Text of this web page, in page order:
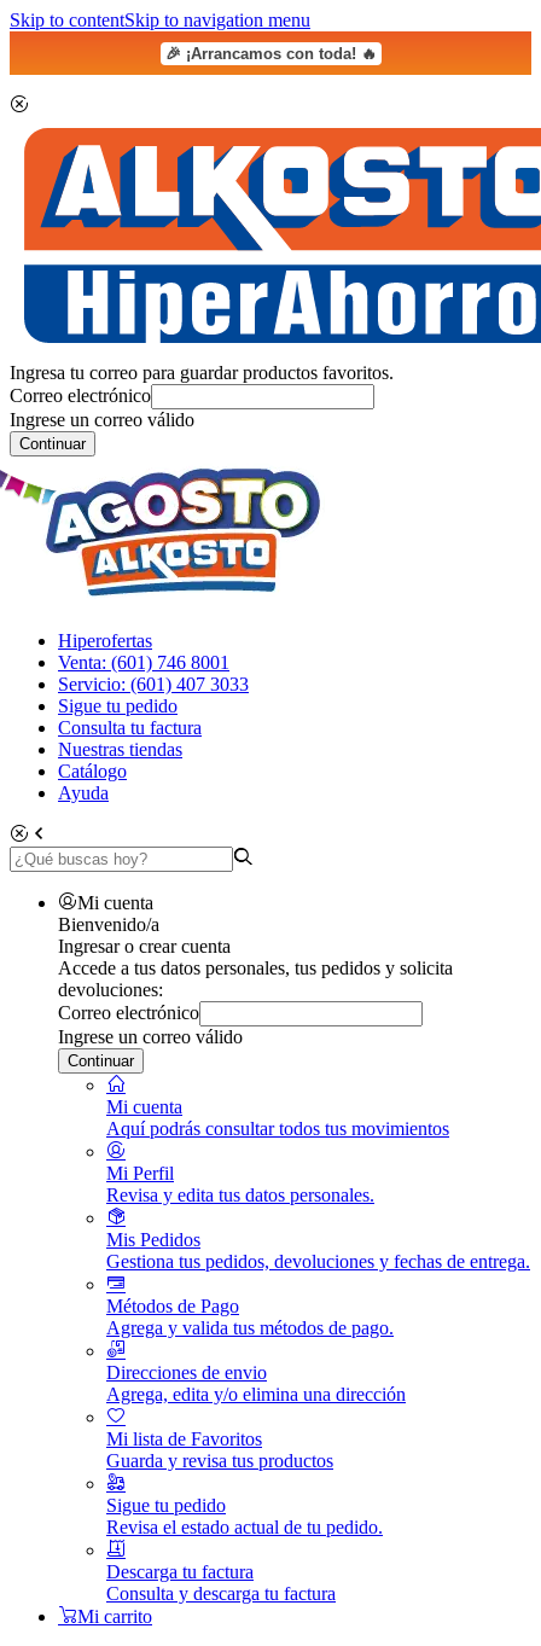
Skip to contentSkip to navigation menu
🎉 ¡Arrancamos con toda! 🔥
Ingresa tu correo para guardar productos favoritos.
Correo electrónico
Ingrese un correo válido
Continuar
Hiperofertas
Venta: (601) 746 8001
Servicio: (601) 407 3033
Sigue tu pedido
Consulta tu factura
Nuestras tiendas
Catálogo
Ayuda
Mi cuenta
Bienvenido/a
Ingresar o crear cuenta
Accede a tus datos personales, tus pedidos y solicita
devoluciones:
Correo electrónico
Ingrese un correo válido
Continuar
Mi cuenta
Aquí podrás consultar todos tus movimientos
Mi Perfil
Revisa y edita tus datos personales.
Mis Pedidos
Gestiona tus pedidos, devoluciones y fechas de entrega.
Métodos de Pago
Agrega y valida tus métodos de pago.
Direcciones de envio
Agrega, edita y/o elimina una dirección
Mi lista de Favoritos
Guarda y revisa tus productos
Sigue tu pedido
Revisa el estado actual de tu pedido.
Descarga tu factura
Consulta y descarga tu factura
Mi carrito